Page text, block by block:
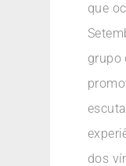
que
grupo
dos